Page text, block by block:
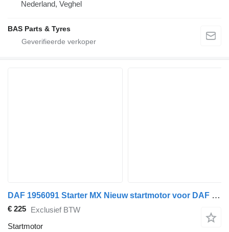
Nederland, Veghel
BAS Parts & Tyres
DAF 1956091 Starter MX Nieuw startmotor voor DAF vrachtwagen
€ 225 Exclusief BTW
Startmotor